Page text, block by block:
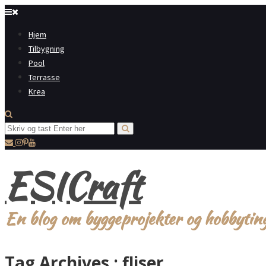
Hjem
Tilbygning
Pool
Terrasse
Krea
ESICraft
En blog om byggeprojekter og